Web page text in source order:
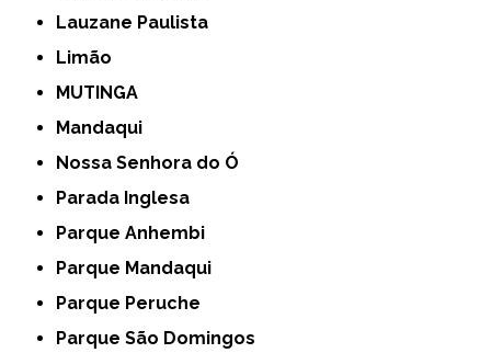
Lauzane Paulista
Limão
MUTINGA
Mandaqui
Nossa Senhora do Ó
Parada Inglesa
Parque Anhembi
Parque Mandaqui
Parque Peruche
Parque São Domingos